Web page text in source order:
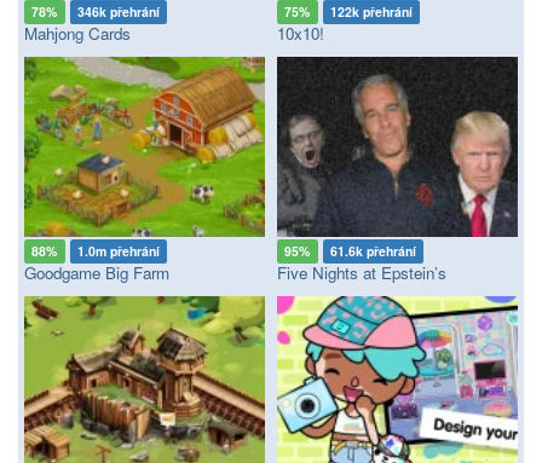
78% 346k přehrání
Mahjong Cards
75% 122k přehrání
10x10!
88% 1.0m přehrání
Goodgame Big Farm
95% 61.6k přehrání
Five Nights at Epstein’s